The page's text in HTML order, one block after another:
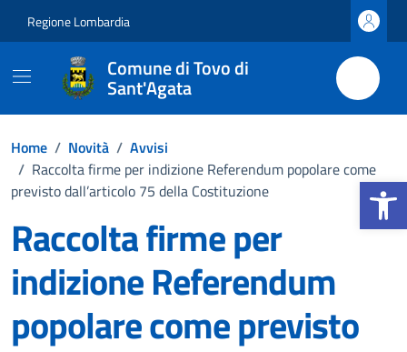
Apri la
Regione Lombardia
Comune di Tovo di
Sant'Agata
Home / Novità / Avvisi
/ Raccolta firme per indizione Referendum popolare come
previsto dall’articolo 75 della Costituzione
Raccolta firme per
indizione Referendum
popolare come previsto